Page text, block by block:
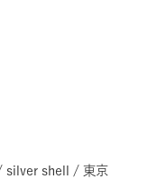
silver shell / 東京